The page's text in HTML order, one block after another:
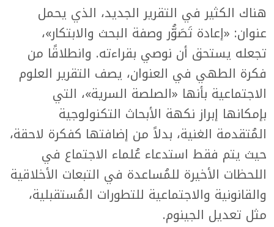
هناك الكثير في التقرير الجديد، الذي يحمل
عنوان: «إعادة تَصَوُّر وصفة البحث والابتكار»،
تجعله يستحق أن نوصي بقراءته. وانطلاقًا من
فكرة الطهي في العنوان، يصف التقرير العلوم
الاجتماعية بأنها «الصلصة السرية»، التي
بإمكانها إبراز نكهة الأبحاث التكنولوجية
المُتقدمة الغنية، بدلاً من إضافتها كفكرة لاحقة،
حيث يتم فقط استدعاء عُلماء الاجتماع في
اللحظات الأخيرة للمُساعدة في التبعات الأخلاقية
والقانونية والاجتماعية للتطورات المُستقبلية،
مثل تعديل الجينوم.